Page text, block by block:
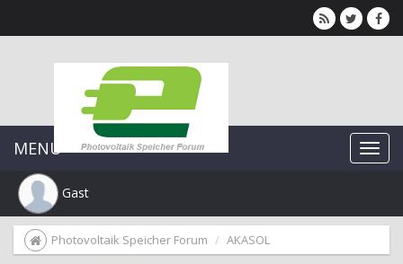
MENU
Gast
Photovoltaik Speicher Forum AKASOL